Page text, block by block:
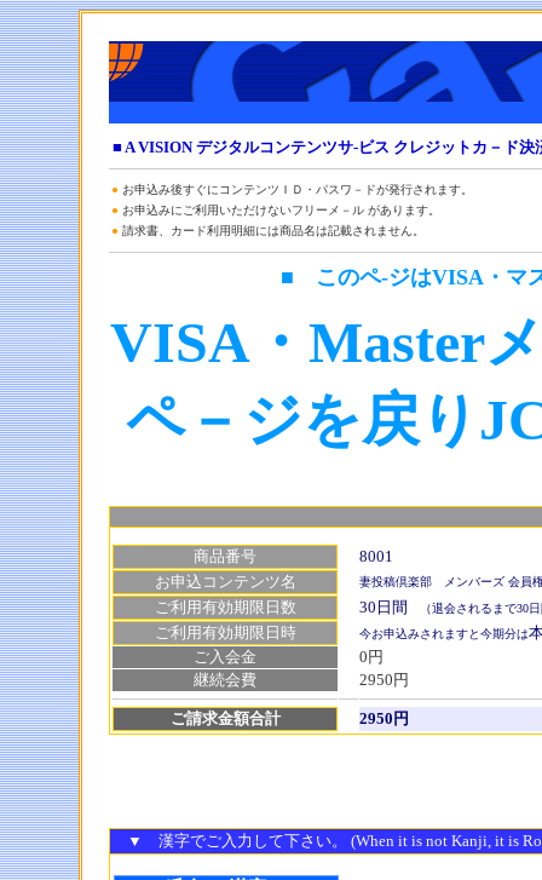
■ A VISION デジタルコンテンツサ-ビス クレジットカ－ド決
● お申込み後すぐにコンテンツＩＤ・パスワ－ドが発行されます。
● お申込みにご利用いただけないフリーメ－ル があります。
● 請求書、カード利用明細には商品名は記載されません。
■ このペ-ジはVISA・マ
VISA・Master
ペ－ジを戻り
商品番号
8001
お申込コンテンツ名
妻投稿倶楽部 メンバーズ 会員
ご利用有効期限日数 30日間 （退会されるまで30
ご利用有効期限日時 今お申込みされますと今期分は
ご入会金
0円
継続会費
2950円
ご請求金額合計 2950円
▼ 漢字でご入力して下さい。 (When it is not Kanji, it is